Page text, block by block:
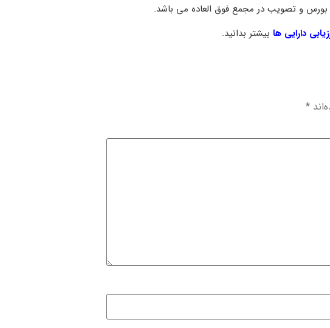
بورس و تصویب در مجمع فوق العاده می باشد.
دارایی ها بیشتر بدانید.
*